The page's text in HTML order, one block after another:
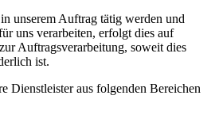
unserem Auftrag tätig werden und
uns verarbeiten, erfolgt dies auf
Auftragsverarbeitung, soweit dies
ist.
Dienstleister aus folgenden Bereichen